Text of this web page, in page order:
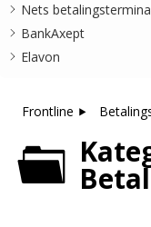
Nets
BankAxept
Elavon
Frontline